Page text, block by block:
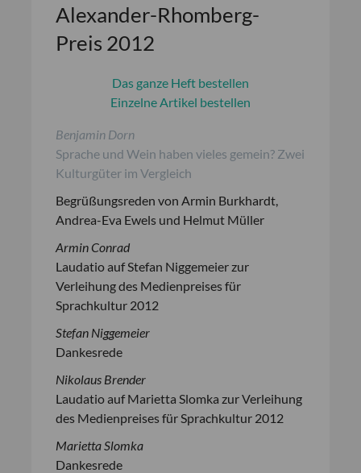
Alexander-Rhomberg-
Preis 2012
Das ganze Heft bestellen
Einzelne Artikel bestellen
Benjamin Dorn
Sprache und Wein haben vieles gemein? Zwei
Kulturgüter im Vergleich
Begrüßungsreden von Armin Burkhardt,
Andrea-Eva Ewels und Helmut Müller
Armin Conrad
Laudatio auf Stefan Niggemeier zur
Verleihung des Medienpreises für
Sprachkultur 2012
Stefan Niggemeier
Dankesrede
Nikolaus Brender
Laudatio auf Marietta Slomka zur Verleihung
des Medienpreises für Sprachkultur 2012
Marietta Slomka
Dankesrede